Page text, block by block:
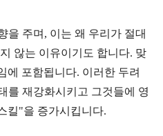
을 주며, 이는 왜 우리가 절대
않는 이유이기도 합니다. 맞
에 포함됩니다. 이러한 두려
를 재강화시키고 그것들에 영
킬"을 증가시킵니다.